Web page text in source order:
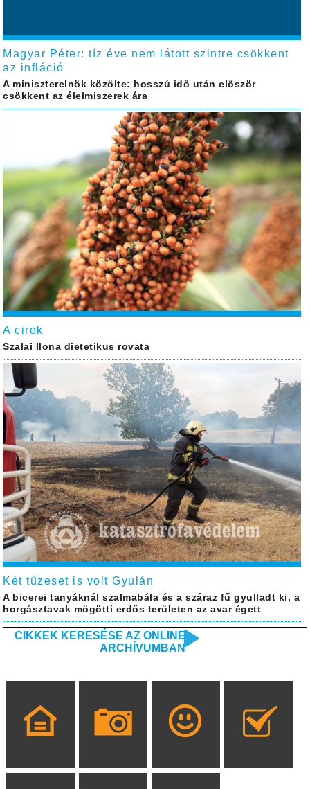
Magyar Péter: tíz éve nem látott szintre csökkent
az infláció
A miniszterelnök közölte: hosszú idő után először
csökkent az élelmiszerek ára
A cirok
Szalai Ilona dietetikus rovata
Két tűzeset is volt Gyulán
A bicerei tanyáknál szalmabála és a száraz fű gyulladt ki, a
horgásztavak mögötti erdős területen az avar égett
CIKKEK KERESÉSE AZ ONLINE
ARCHÍVUMBAN